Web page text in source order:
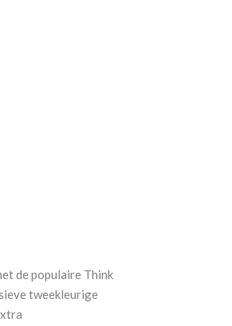
de populaire Think
tweekleurige